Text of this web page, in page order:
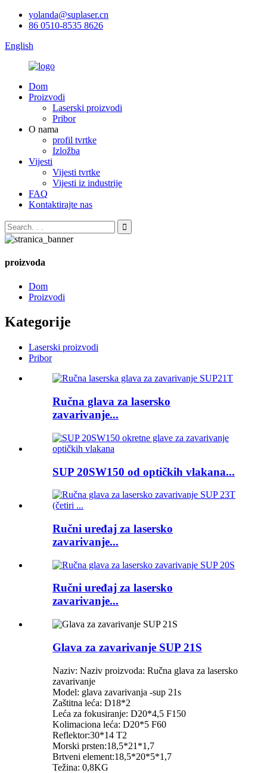
yolanda@suplaser.cn
86 0510-8535 8626
English
Dom
Proizvodi
Laserski proizvodi
Pribor
O nama
profil tvrtke
Izložba
Vijesti
Vijesti tvrtke
Vijesti iz industrije
FAQ
Kontaktirajte nas
proizvoda
Dom
Proizvodi
Kategorije
Laserski proizvodi
Pribor
Ručna glava za lasersko
zavarivanje...
SUP 20SW150 od optičkih vlakana...
Ručni uređaj za lasersko
zavarivanje...
Ručni uređaj za lasersko
zavarivanje...
Glava za zavarivanje SUP 21S
Naziv: Naziv proizvoda: Ručna glava za lasersko
zavarivanje
Model: glava zavarivanja -sup 21s
Zaštitna leća: D18*2
Leća za fokusiranje: D20*4,5 F150
Kolimaciona leća: D20*5 F60
Reflektor:30*14 T2
Morski prsten:18,5*21*1,7
Brtveni element:18,5*20*5*1,7
Težina: 0,8KG